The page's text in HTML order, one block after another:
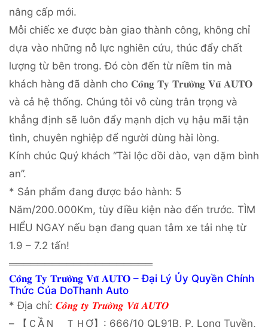
nâng cấp mới.
Mỗi chiếc xe được bàn giao thành công, không chỉ
dựa vào những nỗ lực nghiên cứu, thúc đẩy chất
lượng từ bên trong. Đó còn đến từ niềm tin mà
khách hàng đã dành cho 𝐂𝐨̂𝐧𝐠 𝐓𝐲 𝐓𝐫𝐮̛𝐨̛̀𝐧𝐠 𝐕𝐮̃ 𝐀𝐔𝐓𝐎
và cả hệ thống. Chúng tôi vô cùng trân trọng và
khẳng định sẽ luôn đẩy mạnh dịch vụ hậu mãi tận
tình, chuyên nghiệp để người dùng hài lòng.
Kính chúc Quý khách “Tài lộc dồi dào, vạn dặm bình
an”.
* Sản phẩm đang được bảo hành: 5
Năm/200.000Km, tùy điều kiện nào đến trước. TÌM
HIỂU NGAY nếu bạn đang quan tâm xe tải nhẹ từ
1.9 – 7.2 tấn!
════════════════════
𝐂𝐨̂𝐧𝐠 𝐓𝐲 𝐓𝐫𝐮̛𝐨̛̀𝐧𝐠 𝐕𝐮̃ 𝐀𝐔𝐓𝐎 – Đại Lý Ủy Quyền Chính
Thức Của DoThanh Auto
* Địa chỉ: 𝑪𝒐̂𝒏𝒈 𝒕𝒚 𝑻𝒓𝒖̛𝒐̛̀𝒏𝒈 𝑽𝒖̃ 𝑨𝑼𝑻𝑶
– 【ＣẦＮ ＴＨƠ】: 666/10 QL91B, P. Long Tuyền,